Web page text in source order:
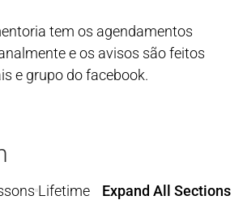
tem os agendamentos
e os avisos são feitos
e grupo do facebook.
Lifetime Expand All Sections